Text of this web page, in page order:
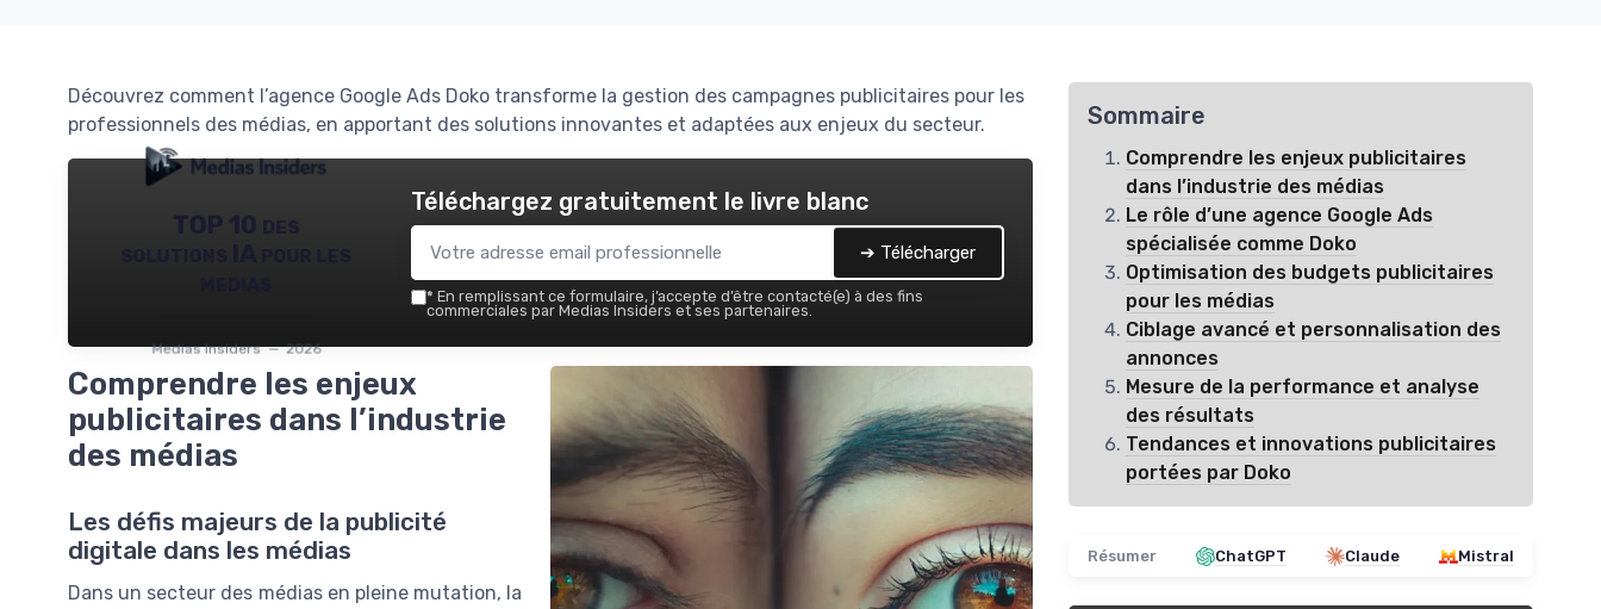
Découvrez comment l’agence Google Ads Doko transforme la gestion des campagnes publicitaires pour les
professionnels des médias, en apportant des solutions innovantes et adaptées aux enjeux du secteur.
TOP 10 des
Medias Insiders — 2026
Téléchargez gratuitement le livre blanc
➔ Télécharger
* En remplissant ce formulaire, j’accepte d’être contacté(e) à des fins
commerciales par Medias Insiders et ses partenaires.
Comprendre les enjeux
publicitaires dans l’industrie
des médias
Les défis majeurs de la publicité
digitale dans les médias
Dans un secteur des médias en pleine mutation, la
Sommaire
Comprendre les enjeux publicitaires
dans l’industrie des médias
Le rôle d’une agence Google Ads
spécialisée comme Doko
Optimisation des budgets publicitaires
pour les médias
Ciblage avancé et personnalisation des
annonces
Mesure de la performance et analyse
des résultats
Tendances et innovations publicitaires
portées par Doko
Résumer ChatGPT Claude Mistral